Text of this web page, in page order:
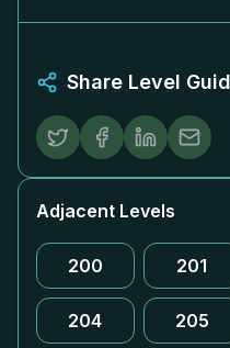
Share Level
Adjacent Levels
200 201
204 205